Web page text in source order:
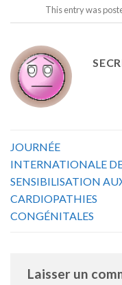
This entry was
JOURNÉE
INTERNATIONALE
SENSIBILISATION
CARDIOPATHIES
CONGÉNITALES
Laisser un